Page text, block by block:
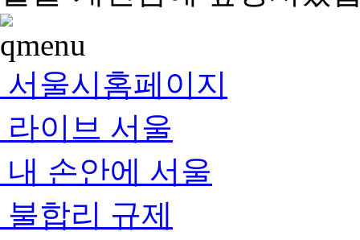
서울시홈페이지
라이브 서울
내 손안에 서울
불합리 규제